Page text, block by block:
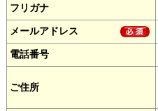
フリガナ
メールアドレス
電話番号
ご住所